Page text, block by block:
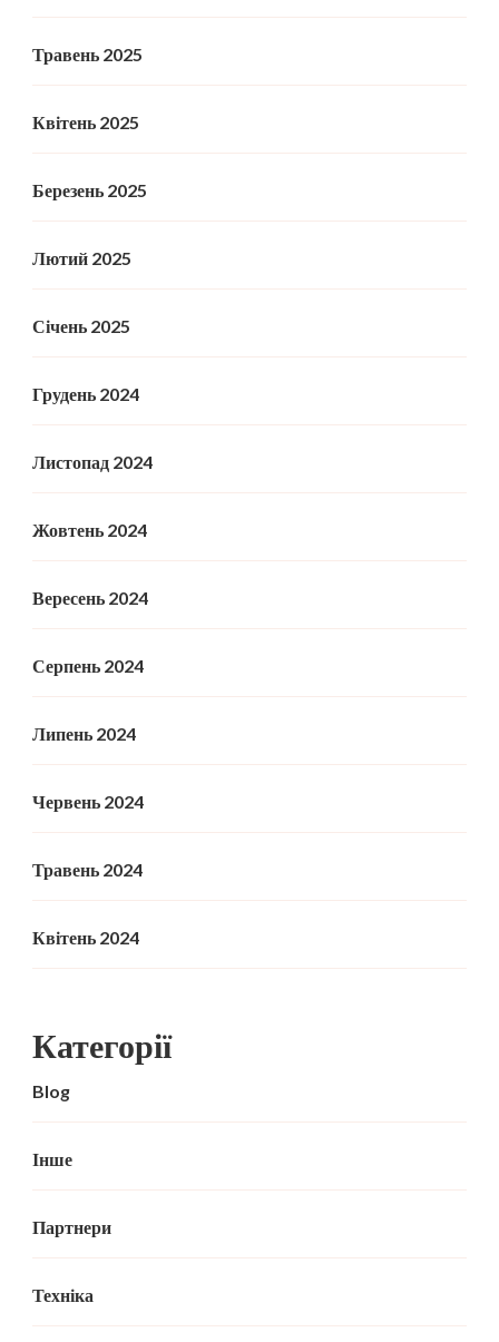
Травень 2025
Квітень 2025
Березень 2025
Лютий 2025
Січень 2025
Грудень 2024
Листопад 2024
Жовтень 2024
Вересень 2024
Серпень 2024
Липень 2024
Червень 2024
Травень 2024
Квітень 2024
Категорії
Blog
Інше
Партнери
Техніка